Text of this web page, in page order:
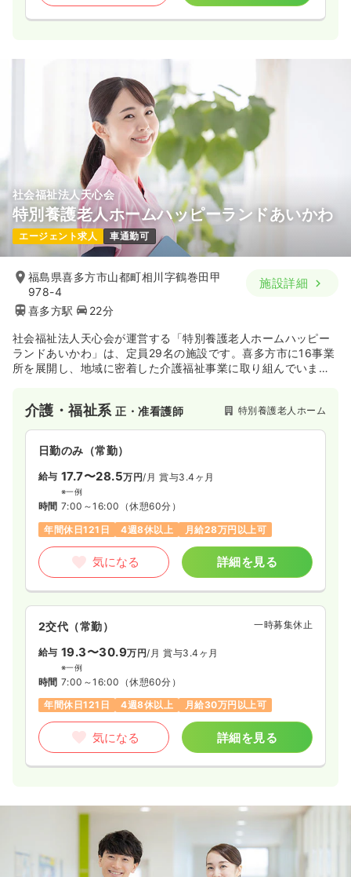
社会福祉法人天心会
特別養護老人ホームハッピーランドあいかわ
エージェント求人 車通勤可
福島県喜多方市山都町相川字鶴巻田甲
978-4
喜多方駅
22分
施設詳細
社会福祉法人天心会が運営する「特別養護老人ホームハッピー
ランドあいかわ」は、定員29名の施設です。喜多方市に16事業
所を展開し、地域に密着した介護福祉事業に取り組んでいま
介護・福祉系正・准看護師 特別養護老人ホーム
日勤のみ（常勤）
給与 17.7〜28.5万円/月 賞与3.4ヶ月
※一例
時間 7:00～16:00 （休憩60分）
年間休日121日
4週8休以上 月給28万円以上可
気になる 詳細を見る
2交代（常勤） 一時募集休止
給与 19.3〜30.9万円/月 賞与3.4ヶ月
※一例
時間 7:00～16:00 （休憩60分）
年間休日121日
4週8休以上 月給30万円以上可
気になる 詳細を見る